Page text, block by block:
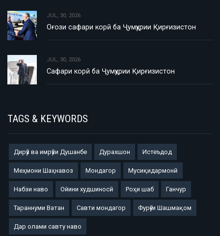
JUL, 30, 2026
Оғози сафари корӣ ба Ҷумҳурии Қирғизистон
JUL, 30, 2026
Сафари корӣ ба Ҷумҳурии Қирғизистон
TAGS & KEYWORDS
Дирӯз ва имрӯзи Душанбе Дурахшон Истеъдод
Меҳмони Шаҳнавоз Мондагор Мусиқидармонӣ
Набзи наво Ойини худшиносӣ Роҳи шаб Ганчур
Тараннуми Ватан Савти мондагор Фурӯғи Шашмақом
Дар олами савту наво